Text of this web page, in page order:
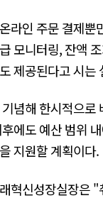
라인 주문 결제뿐
모니터링, 잔액
제공된다고 시는
념해 한시적으로
에도 예산 범위
지원할 계획이다.
혁신성장실장은